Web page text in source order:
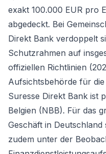
exakt 100.000 EUR pro
abgedeckt. Bei
Direkt Bank verdoppelt
Schutzrahmen auf
offiziellen Richtlinien
Aufsichtsbehörde für
Suresse Direkt Bank ist
Belgien (NBB). Für das
Geschäft in
zudem unter der